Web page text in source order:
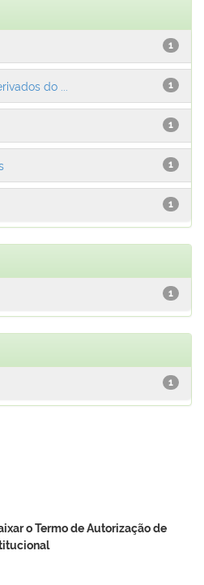
1
1
do ...
1
1
1
1
1
o Termo de Autorização de